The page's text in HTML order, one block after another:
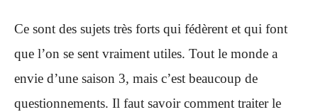
Ce sont des sujets très forts qui fédèrent et qui font
que l’on se sent vraiment utiles. Tout le monde a
envie d’une saison 3, mais c’est beaucoup de
questionnements. Il faut savoir comment traiter le